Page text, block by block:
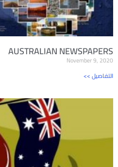
AUSTRALIAN NEWSPAPERS
November 9, 2020
<< التفاصيل